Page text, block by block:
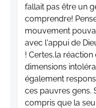
fallait pas être un
comprendre!
mouvement
avec l'appui de
! Certes,la réaction
dimensions
également
ces pauvres gens.
compris que la